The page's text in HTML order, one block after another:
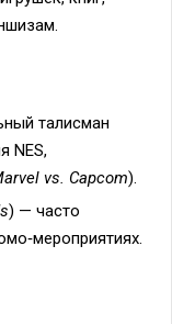
талисман
NES,
vs. Capcom).
) — часто